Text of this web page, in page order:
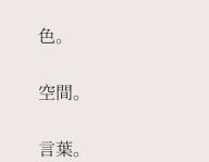
色。
空間。
言葉。